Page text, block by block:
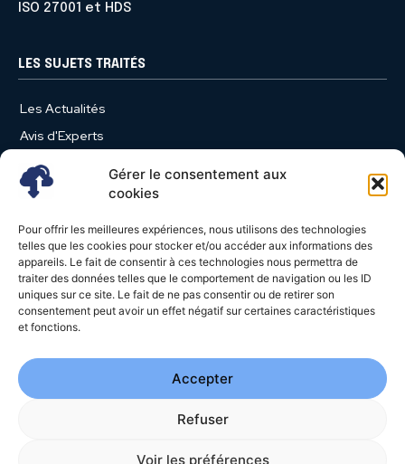
Gérer le consentement aux
cookies
Pour offrir les meilleures expériences, nous utilisons des technologies
telles que les cookies pour stocker et/ou accéder aux informations des
appareils. Le fait de consentir à ces technologies nous permettra de
traiter des données telles que le comportement de navigation ou les ID
uniques sur ce site. Le fait de ne pas consentir ou de retirer son
consentement peut avoir un effet négatif sur certaines caractéristiques
et fonctions.
Accepter
Refuser
Voir les préférences
ISO 27001 et HDS
LES SUJETS TRAITÉS
Les Actualités
Avis d'Experts
Produits et Services
Vie d'entreprise
Nominations
Études
Évènements
Video News
Confidentialité- Conditions| Crédits photos